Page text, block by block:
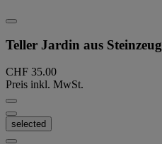
Teller Jardin aus Steinzeug
CHF 35.00
Preis inkl. MwSt.
selected